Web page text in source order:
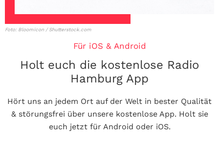
Foto: Bloomicon / Shutterstock.com
Für iOS & Android
Holt euch die kostenlose Radio
Hamburg App
Hört uns an jedem Ort auf der Welt in bester Qualität
& störungsfrei über unsere kostenlose App. Holt sie
euch jetzt für Android oder iOS.